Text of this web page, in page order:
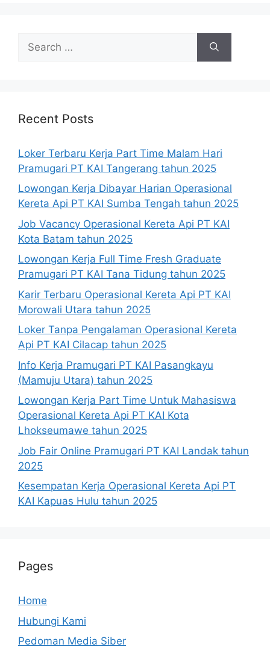
for:
Recent Posts
Loker Terbaru Kerja Part Time Malam Hari
Pramugari PT KAI Tangerang tahun 2025
Lowongan Kerja Dibayar Harian Operasional
Kereta Api PT KAI Sumba Tengah tahun 2025
Job Vacancy Operasional Kereta Api PT KAI
Kota Batam tahun 2025
Lowongan Kerja Full Time Fresh Graduate
Pramugari PT KAI Tana Tidung tahun 2025
Karir Terbaru Operasional Kereta Api PT KAI
Morowali Utara tahun 2025
Loker Tanpa Pengalaman Operasional Kereta
Api PT KAI Cilacap tahun 2025
Info Kerja Pramugari PT KAI Pasangkayu
(Mamuju Utara) tahun 2025
Lowongan Kerja Part Time Untuk Mahasiswa
Operasional Kereta Api PT KAI Kota
Lhokseumawe tahun 2025
Job Fair Online Pramugari PT KAI Landak tahun
2025
Kesempatan Kerja Operasional Kereta Api PT
KAI Kapuas Hulu tahun 2025
Pages
Home
Hubungi Kami
Pedoman Media Siber